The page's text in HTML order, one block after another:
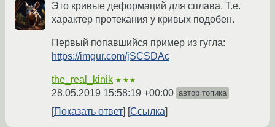
Это кривые деформаций для сплава. Т.е.
характер протекания у кривых подобен.
Первый попавшийся пример из гугла:
https://imgur.com/jSCSDAc
the_real_kinik ★★★
28.05.2019 15:58:19 +00:00 автор топика
Показать ответ Ссылка